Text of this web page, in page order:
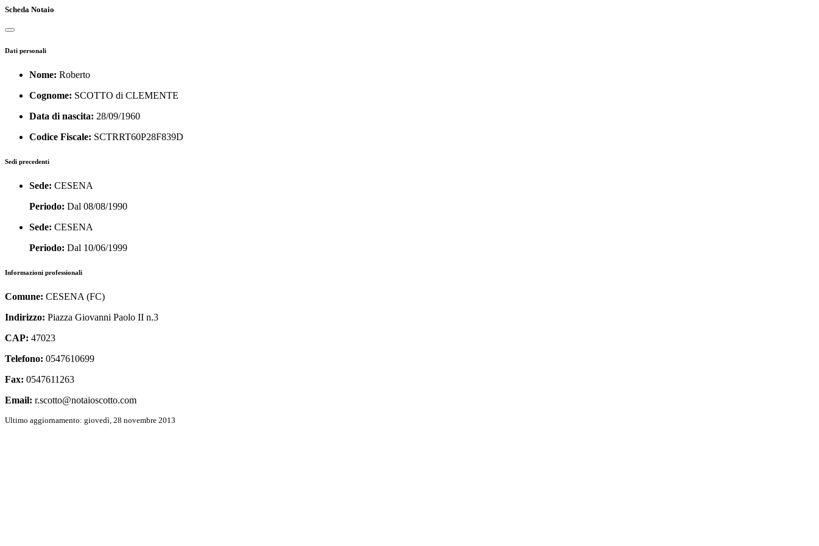
Scheda Notaio
Dati personali
Nome: Roberto
Cognome: SCOTTO di CLEMENTE
Data di nascita: 28/09/1960
Codice Fiscale: SCTRRT60P28F839D
Sedi precedenti
Sede: CESENA
Periodo: Dal 08/08/1990
Sede: CESENA
Periodo: Dal 10/06/1999
Informazioni professionali
Comune: CESENA (FC)
Indirizzo: Piazza Giovanni Paolo II n.3
CAP: 47023
Telefono: 0547610699
Fax: 0547611263
Email: r.scotto@notaioscotto.com
Ultimo aggiornamento: giovedì, 28 novembre 2013